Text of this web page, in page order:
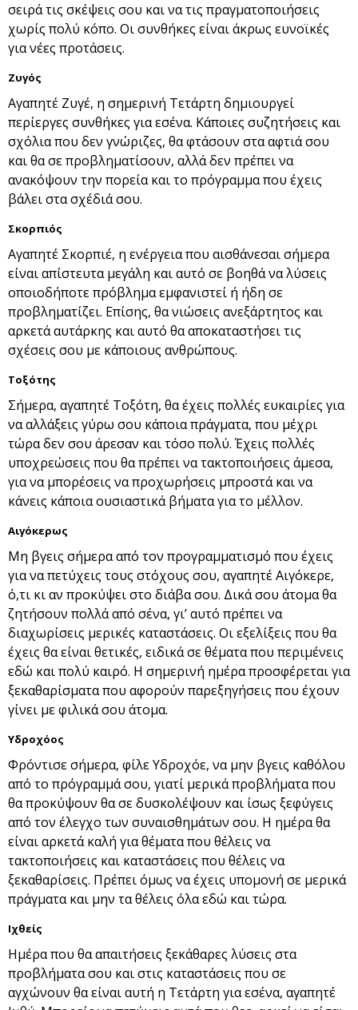
σειρά τις σκέψεις σου και να τις πραγματοποιήσεις
χωρίς πολύ κόπο. Οι συνθήκες είναι άκρως ευνοϊκές
για νέες προτάσεις.
Ζυγός
Αγαπητέ Ζυγέ, η σημερινή Τετάρτη δημιουργεί
περίεργες συνθήκες για εσένα. Κάποιες συζητήσεις και
σχόλια που δεν γνώριζες, θα φτάσουν στα αφτιά σου
και θα σε προβληματίσουν, αλλά δεν πρέπει να
ανακόψουν την πορεία και το πρόγραμμα που έχεις
βάλει στα σχέδιά σου.
Σκορπιός
Αγαπητέ Σκορπιέ, η ενέργεια που αισθάνεσαι σήμερα
είναι απίστευτα μεγάλη και αυτό σε βοηθά να λύσεις
οποιοδήποτε πρόβλημα εμφανιστεί ή ήδη σε
προβληματίζει. Επίσης, θα νιώσεις ανεξάρτητος και
αρκετά αυτάρκης και αυτό θα αποκαταστήσει τις
σχέσεις σου με κάποιους ανθρώπους.
Τοξότης
Σήμερα, αγαπητέ Τοξότη, θα έχεις πολλές ευκαιρίες για
να αλλάξεις γύρω σου κάποια πράγματα, που μέχρι
τώρα δεν σου άρεσαν και τόσο πολύ. Έχεις πολλές
υποχρεώσεις που θα πρέπει να τακτοποιήσεις άμεσα,
για να μπορέσεις να προχωρήσεις μπροστά και να
κάνεις κάποια ουσιαστικά βήματα για το μέλλον.
Αιγόκερως
Μη βγεις σήμερα από τον προγραμματισμό που έχεις
για να πετύχεις τους στόχους σου, αγαπητέ Αιγόκερε,
ό,τι κι αν προκύψει στο διάβα σου. Δικά σου άτομα θα
ζητήσουν πολλά από σένα, γι’ αυτό πρέπει να
διαχωρίσεις μερικές καταστάσεις. Οι εξελίξεις που θα
έχεις θα είναι θετικές, ειδικά σε θέματα που περιμένεις
εδώ και πολύ καιρό. Η σημερινή ημέρα προσφέρεται για
ξεκαθαρίσματα που αφορούν παρεξηγήσεις που έχουν
γίνει με φιλικά σου άτομα.
Υδροχόος
Φρόντισε σήμερα, φίλε Υδροχόε, να μην βγεις καθόλου
από το πρόγραμμά σου, γιατί μερικά προβλήματα που
θα προκύψουν θα σε δυσκολέψουν και ίσως ξεφύγεις
από τον έλεγχο των συναισθημάτων σου. Η ημέρα θα
είναι αρκετά καλή για θέματα που θέλεις να
τακτοποιήσεις και καταστάσεις που θέλεις να
ξεκαθαρίσεις. Πρέπει όμως να έχεις υπομονή σε μερικά
πράγματα και μην τα θέλεις όλα εδώ και τώρα.
Ιχθείς
Ημέρα που θα απαιτήσεις ξεκάθαρες λύσεις στα
προβλήματα σου και στις καταστάσεις που σε
αγχώνουν θα είναι αυτή η Τετάρτη για εσένα, αγαπητέ